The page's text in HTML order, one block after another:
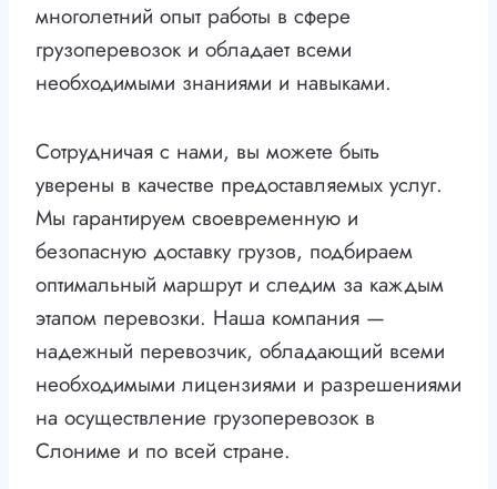
многолетний опыт работы в сфере
грузоперевозок и обладает всеми
необходимыми знаниями и навыками.
Сотрудничая с нами, вы можете быть
уверены в качестве предоставляемых услуг.
Мы гарантируем своевременную и
безопасную доставку грузов, подбираем
оптимальный маршрут и следим за каждым
этапом перевозки. Наша компания —
надежный перевозчик, обладающий всеми
необходимыми лицензиями и разрешениями
на осуществление грузоперевозок в
Слониме и по всей стране.